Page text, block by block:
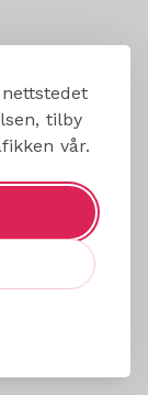
tilby
vår.